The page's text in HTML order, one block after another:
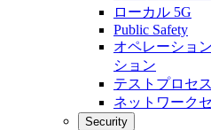
ローカル 5G
Public Safety
オペレーショ
ション
テストプロセ
ネットワーク
Security